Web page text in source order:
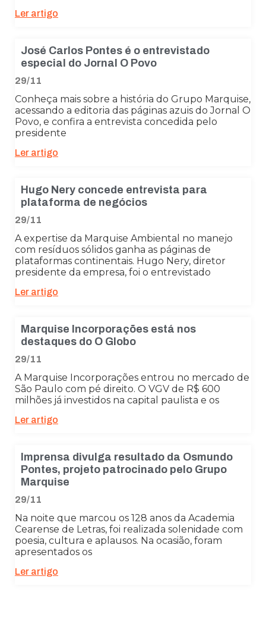
Ler artigo
José Carlos Pontes é o entrevistado
especial do Jornal O Povo
29/11
Conheça mais sobre a história do Grupo Marquise,
acessando a editoria das páginas azuis do Jornal O
Povo, e confira a entrevista concedida pelo
presidente
Ler artigo
Hugo Nery concede entrevista para
plataforma de negócios
29/11
A expertise da Marquise Ambiental no manejo
com resíduos sólidos ganha as páginas de
plataformas continentais. Hugo Nery, diretor
presidente da empresa, foi o entrevistado
Ler artigo
Marquise Incorporações está nos
destaques do O Globo
29/11
A Marquise Incorporações entrou no mercado de
São Paulo com pé direito. O VGV de R$ 600
milhões já investidos na capital paulista e os
Ler artigo
Imprensa divulga resultado da Osmundo
Pontes, projeto patrocinado pelo Grupo
Marquise
29/11
Na noite que marcou os 128 anos da Academia
Cearense de Letras, foi realizada solenidade com
poesia, cultura e aplausos. Na ocasião, foram
apresentados os
Ler artigo
Necessário
Esses cookies